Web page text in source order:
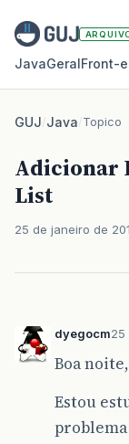
JavaGeral
GUJ/Java/Topico
Adicionar
List
25 de janeiro de
dyegocm25
Boa noite,
Estou